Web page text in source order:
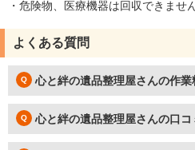
・危険物、医療機器は回収できません
よくある質問
心と絆の遺品整理屋さんの作業
心と絆の遺品整理屋さんの口コ